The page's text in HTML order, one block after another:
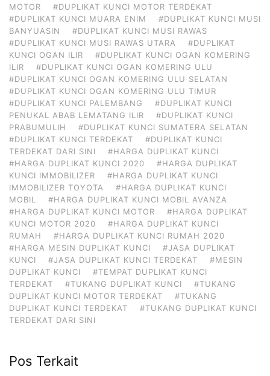
MOTOR
#DUPLIKAT KUNCI MOTOR TERDEKAT
#DUPLIKAT KUNCI MUARA ENIM
#DUPLIKAT KUNCI MUSI
BANYUASIN
#DUPLIKAT KUNCI MUSI RAWAS
#DUPLIKAT KUNCI MUSI RAWAS UTARA
#DUPLIKAT
KUNCI OGAN ILIR
#DUPLIKAT KUNCI OGAN KOMERING
ILIR
#DUPLIKAT KUNCI OGAN KOMERING ULU
#DUPLIKAT KUNCI OGAN KOMERING ULU SELATAN
#DUPLIKAT KUNCI OGAN KOMERING ULU TIMUR
#DUPLIKAT KUNCI PALEMBANG
#DUPLIKAT KUNCI
PENUKAL ABAB LEMATANG ILIR
#DUPLIKAT KUNCI
PRABUMULIH
#DUPLIKAT KUNCI SUMATERA SELATAN
#DUPLIKAT KUNCI TERDEKAT
#DUPLIKAT KUNCI
TERDEKAT DARI SINI
#HARGA DUPLIKAT KUNCI
#HARGA DUPLIKAT KUNCI 2020
#HARGA DUPLIKAT
KUNCI IMMOBILIZER
#HARGA DUPLIKAT KUNCI
IMMOBILIZER TOYOTA
#HARGA DUPLIKAT KUNCI
MOBIL
#HARGA DUPLIKAT KUNCI MOBIL AVANZA
#HARGA DUPLIKAT KUNCI MOTOR
#HARGA DUPLIKAT
KUNCI MOTOR 2020
#HARGA DUPLIKAT KUNCI
RUMAH
#HARGA DUPLIKAT KUNCI RUMAH 2020
#HARGA MESIN DUPLIKAT KUNCI
#JASA DUPLIKAT
KUNCI
#JASA DUPLIKAT KUNCI TERDEKAT
#MESIN
DUPLIKAT KUNCI
#TEMPAT DUPLIKAT KUNCI
TERDEKAT
#TUKANG DUPLIKAT KUNCI
#TUKANG
DUPLIKAT KUNCI MOTOR TERDEKAT
#TUKANG
DUPLIKAT KUNCI TERDEKAT
#TUKANG DUPLIKAT KUNCI
TERDEKAT DARI SINI
Pos Terkait